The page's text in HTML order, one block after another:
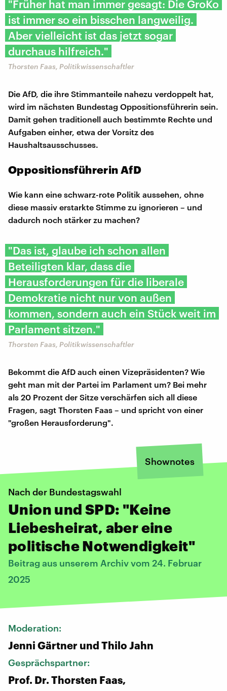
"Früher hat man immer gesagt: Die GroKo
ist immer so ein bisschen langweilig.
Aber vielleicht ist das jetzt sogar
durchaus hilfreich."
Thorsten Faas, Politikwissenschaftler
Die AfD, die ihre Stimmanteile nahezu verdoppelt hat,
wird im nächsten Bundestag Oppositionsführerin sein.
Damit gehen traditionell auch bestimmte Rechte und
Aufgaben einher, etwa der Vorsitz des
Haushaltsausschusses.
Oppositionsführerin AfD
Wie kann eine schwarz-rote Politik aussehen, ohne
diese massiv erstarkte Stimme zu ignorieren – und
dadurch noch stärker zu machen?
"Das ist, glaube ich schon allen
Beteiligten klar, dass die
Herausforderungen für die liberale
Demokratie nicht nur von außen
kommen, sondern auch ein Stück weit im
Parlament sitzen."
Thorsten Faas, Politikwissenschaftler
Bekommt die AfD auch einen Vizepräsidenten? Wie
geht man mit der Partei im Parlament um? Bei mehr
als 20 Prozent der Sitze verschärfen sich all diese
Fragen, sagt Thorsten Faas – und spricht von einer
"großen Herausforderung".
Shownotes
Nach der Bundestagswahl
Union und SPD: "Keine
Liebesheirat, aber eine
politische Notwendigkeit"
Beitrag aus unserem Archiv vom 24. Februar
2025
Moderation:
Jenni Gärtner und Thilo Jahn
Gesprächspartner:
Prof. Dr. Thorsten Faas,